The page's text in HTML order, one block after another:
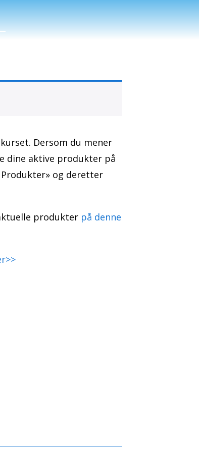
Dersom du mener
dine aktive produkter på
og deretter
produkter på denne